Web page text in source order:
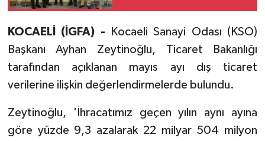
KOCAELİ (İGFA) -
Kocaeli Sanayi Odası (KSO)
Başkanı Ayhan Zeytinoğlu, Ticaret Bakanlığı
tarafından açıklanan mayıs ayı dış ticaret
verilerine ilişkin değerlendirmelerde bulundu.
Zeytinoğlu, 'İhracatımız geçen yılın aynı ayına
göre yüzde 9,3 azalarak 22 milyar 504 milyon